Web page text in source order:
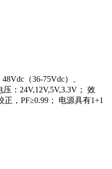
（36-75Vdc）、
压：24V,12V,5V,3.3V； 效
，PF≥0.99； 电源具有1+1